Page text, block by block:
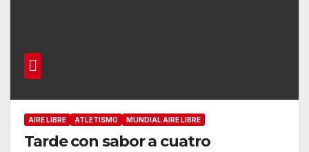
AIRE LIBRE ATLETISMO MUNDIAL AIRE LIBRE
Tarde con sabor a cuatro